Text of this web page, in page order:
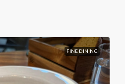
FINE DINING